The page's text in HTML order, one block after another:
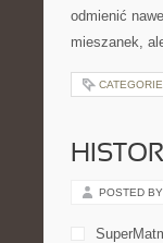
odmienić
mieszanek,
POSTED